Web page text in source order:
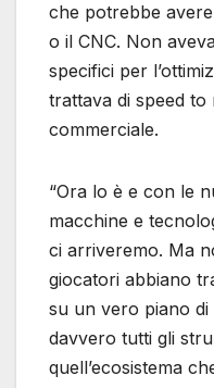
che potrebbe
o il CNC. Non
specifici per
trattava di speed to
commerciale.
“Ora lo è e con le
macchine e
ci arriveremo. Ma
giocatori abbiano
su un vero piano
davvero tutti gli
quell’ecosistema